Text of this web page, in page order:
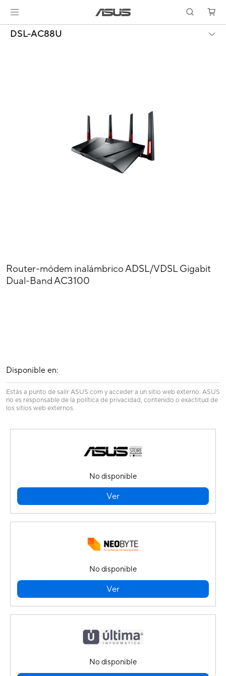
DSL-AC88U
Router-módem inalámbrico ADSL/VDSL Gigabit
Dual-Band AC3100
Disponible en:
Estás a punto de salir ASUS.com y acceder a un sitio web externo. ASUS
no es responsable de la política de privacidad, contenido o exactitud de
los sitios web externos.
No disponible
Ver
No disponible
Ver
No disponible